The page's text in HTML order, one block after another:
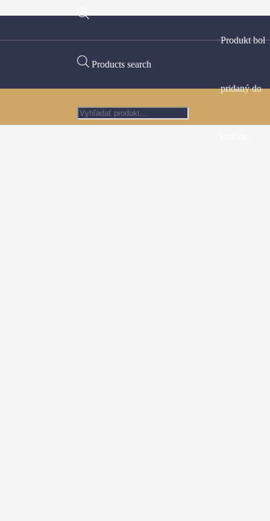
Products search
Produktbol
pridaný do